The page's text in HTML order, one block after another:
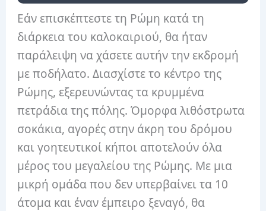
Εάν επισκέπτεστε τη Ρώμη κατά τη
διάρκεια του καλοκαιριού, θα ήταν
παράλειψη να χάσετε αυτήν την εκδρομή
με ποδήλατο. Διασχίστε το κέντρο της
Ρώμης, εξερευνώντας τα κρυμμένα
πετράδια της πόλης. Όμορφα λιθόστρωτα
σοκάκια, αγορές στην άκρη του δρόμου
και γοητευτικοί κήποι αποτελούν όλα
μέρος του μεγαλείου της Ρώμης. Με μια
μικρή ομάδα που δεν υπερβαίνει τα 10
άτομα και έναν έμπειρο ξεναγό, θα